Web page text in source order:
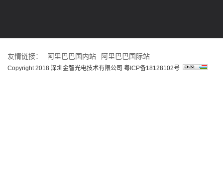
友情链接： 阿里巴巴国内站 阿里巴巴国际站
Copyright 2018 深圳金智光电技术有限公司 粤ICP备18128102号